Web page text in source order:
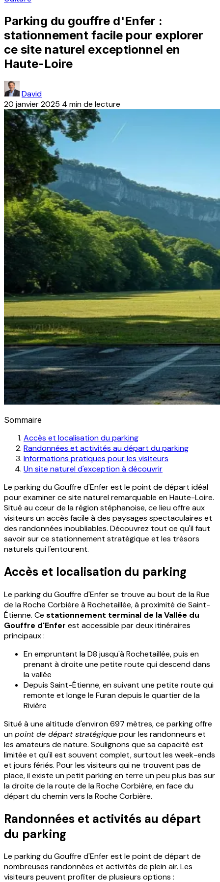
Parking du gouffre d'Enfer :
stationnement facile pour explorer
ce site naturel exceptionnel en
Haute-Loire
David
20 janvier 2025 4 min de lecture
Sommaire
Accès et localisation du parking
Randonnées et activités au départ du parking
Informations pratiques pour les visiteurs
Un site naturel d'exception à découvrir
Le parking du Gouffre d'Enfer est le point de départ idéal
pour examiner ce site naturel remarquable en Haute-Loire.
Situé au cœur de la région stéphanoise, ce lieu offre aux
visiteurs un accès facile à des paysages spectaculaires et
des randonnées inoubliables. Découvrez tout ce qu'il faut
savoir sur ce stationnement stratégique et les trésors
naturels qui l'entourent.
Accès et localisation du parking
Le parking du Gouffre d'Enfer se trouve au bout de la Rue
de la Roche Corbière à Rochetaillée, à proximité de Saint-
Étienne. Ce stationnement terminal de la Vallée du
Gouffre d'Enfer est accessible par deux itinéraires
principaux :
En empruntant la D8 jusqu'à Rochetaillée, puis en
prenant à droite une petite route qui descend dans
la vallée
Depuis Saint-Étienne, en suivant une petite route qui
remonte et longe le Furan depuis le quartier de la
Rivière
Situé à une altitude d'environ 697 mètres, ce parking offre
unpoint de départ stratégiquepour les randonneurs et
les amateurs de nature. Soulignons que sa capacité est
limitée et qu'il est souvent complet, surtout les week-ends
et jours fériés. Pour les visiteurs qui ne trouvent pas de
place, il existe un petit parking en terre un peu plus bas sur
la droite de la route de la Roche Corbière, en face du
départ du chemin vers la Roche Corbière.
Randonnées et activités au départ
du parking
Le parking du Gouffre d'Enfer est le point de départ de
nombreuses randonnées et activités de plein air. Les
visiteurs peuvent profiter de plusieurs options :